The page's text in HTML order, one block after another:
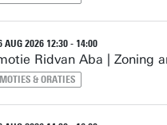
AUG 2026 12:30 - 14:00
Ridvan Aba | Zoning
& ORATIES